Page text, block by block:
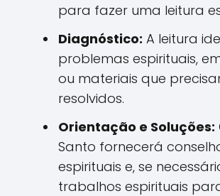
para fazer uma leitura
Diagnóstico: A leitura
problemas espirituais,
ou materiais que
resolvidos.
Orientação e Soluções:
Santo fornecerá
espirituais e, se
trabalhos espirituais